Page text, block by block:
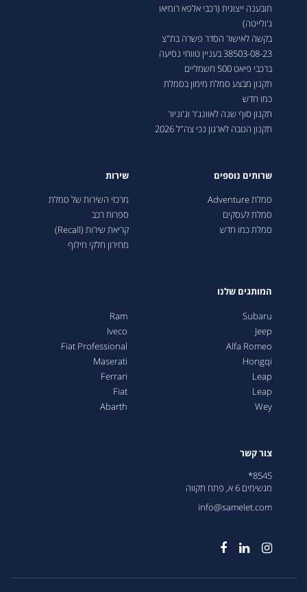
תובענה ייצוגית (רכבי אלפא רומיאו
ג'ולייטה)
בקשה לאישור הסדר פשרה בת"צ
38503-08-23 בעניין טווחי נסיעה
ברכבי פיאט 500 חשמליים
תקנון מבצע סמלת מימון בסמלת
כמו חדש
תקנון סוף שנה לאוונג'ר וג'וניור
תקנון הטבה לארגון נכי צה"ל 2026
שרותים נוספים
סמלת Adventure
סמלת לעסקים
סמלת כמו חדש
שירות
מרכזי השירות של סמלת
ספרות רכב
קריאת שירות (Recall)
מחירון חלקי חילוף
המותגים שלנו
Subaru
Jeep
Alfa Romeo
Hongqi
Leap
Leap
Wey
Ram
Iveco
Fiat Professional
Maserati
Ferrari
Fiat
Abarth
צור קשר
8545*
מגשימים 6 א, פתח תקווה
info@samelet.com